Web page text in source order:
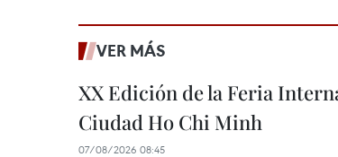
VER MÁS
XX Edición de la Feria
Ciudad Ho Chi Minh
07/08/2026 08:45